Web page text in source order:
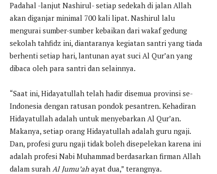
Padahal -lanjut Nashirul- setiap sedekah di jalan Allah
akan diganjar minimal 700 kali lipat. Nashirul lalu
mengurai sumber-sumber kebaikan dari wakaf gedung
sekolah tahfidz ini, diantaranya kegiatan santri yang tiada
berhenti setiap hari, lantunan ayat suci Al Qur’an yang
dibaca oleh para santri dan selainnya.
“Saat ini, Hidayatullah telah hadir disemua provinsi se-
Indonesia dengan ratusan pondok pesantren. Kehadiran
Hidayatullah adalah untuk menyebarkan Al Qur’an.
Makanya, setiap orang Hidayatullah adalah guru ngaji.
Dan, profesi guru ngaji tidak boleh disepelekan karena ini
adalah profesi Nabi Muhammad berdasarkan firman Allah
dalam surah Al Jumu’ah ayat dua,” terangnya.